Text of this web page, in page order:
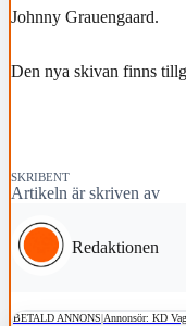
Johnny Grauengaard.
Den nya skivan finns
SKRIBENT
Artikeln är skriven av
Redaktionen
BETALD ANNONS|Annonsör: KD